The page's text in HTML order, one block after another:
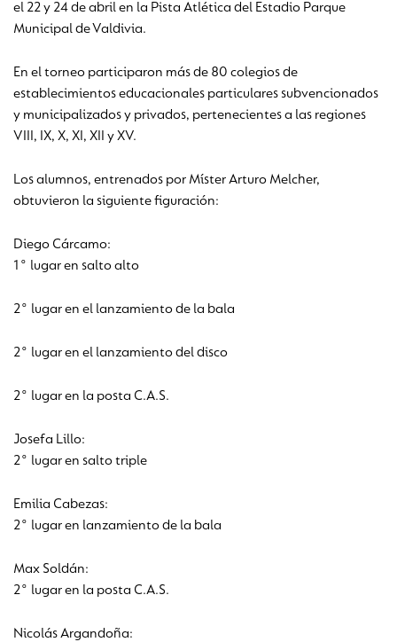
el 22 y 24 de abril en la Pista Atlética del Estadio Parque
Municipal de Valdivia.
En el torneo participaron más de 80 colegios de
establecimientos educacionales particulares subvencionados
y municipalizados y privados, pertenecientes a las regiones
VIII, IX, X, XI, XII y XV.
Los alumnos, entrenados por Míster Arturo Melcher,
obtuvieron la siguiente figuración:
Diego Cárcamo:
1° lugar en salto alto
2° lugar en el lanzamiento de la bala
2° lugar en el lanzamiento del disco
2° lugar en la posta C.A.S.
Josefa Lillo:
2° lugar en salto triple
Emilia Cabezas:
2° lugar en lanzamiento de la bala
Max Soldán:
2° lugar en la posta C.A.S.
Nicolás Argandoña: